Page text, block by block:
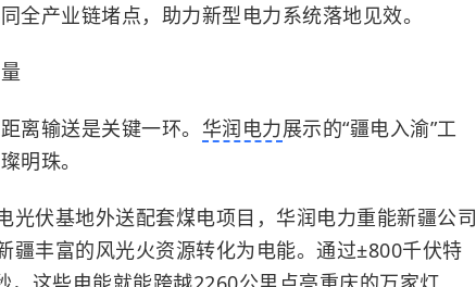
全产业链堵点，助力新型电力系统落地见效。
离输送是关键一环。 华润电力展示的“疆电入渝”工
明珠。
光伏基地外送配套煤电项目，华润电力重能新疆公司
疆丰富的风光火资源转化为电能。通过±800千伏特